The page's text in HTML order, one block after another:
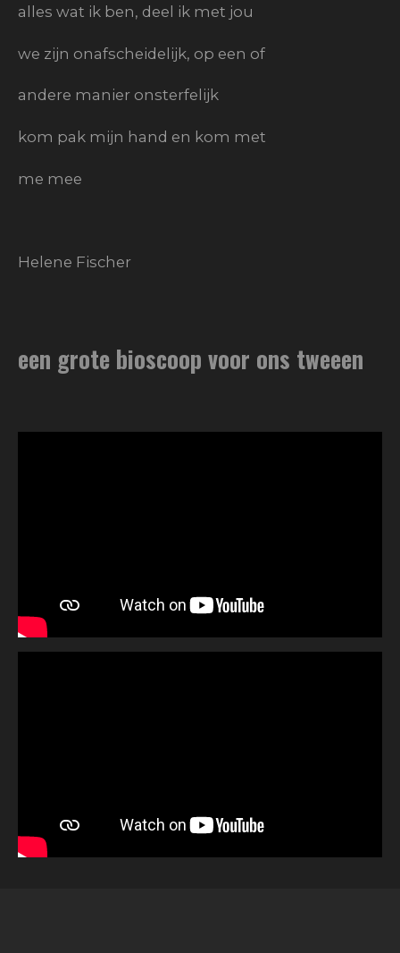
alles wat ik ben, deel ik met jou
we zijn onafscheidelijk, op een of
andere manier onsterfelijk
kom pak mijn hand en kom met
me mee
Helene Fischer
een grote bioscoop voor ons tweeen